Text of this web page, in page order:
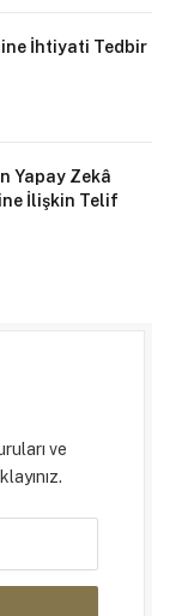
İhtiyati Tedbir
Yapay Zekâ
İlişkin Telif
ve